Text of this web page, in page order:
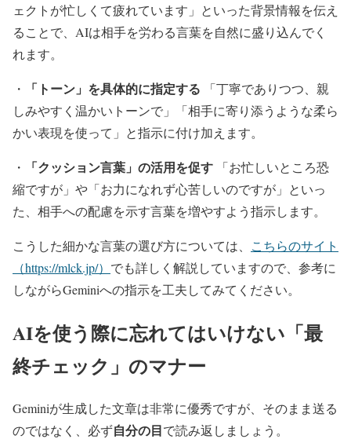
ェクトが忙しくて疲れています」といった背景情報を伝え
ることで、AIは相手を労わる言葉を自然に盛り込んでく
れます。
・ 「トーン」を具体的に指定する 「丁寧でありつつ、親
しみやすく温かいトーンで」「相手に寄り添うような柔ら
かい表現を使って」と指示に付け加えます。
・ 「クッション言葉」の活用を促す 「お忙しいところ恐
縮ですが」や「お力になれず心苦しいのですが」といっ
た、相手への配慮を示す言葉を増やすよう指示します。
こうした細かな言葉の選び方については、 こちらのサイト
（https://mlck.jp/） でも詳しく解説していますので、参考に
しながらGeminiへの指示を工夫してみてください。
AIを使う際に忘れてはいけない「最
終チェック」のマナー
Geminiが生成した文章は非常に優秀ですが、そのまま送る
のではなく、必ず自分の目で読み返しましょう。